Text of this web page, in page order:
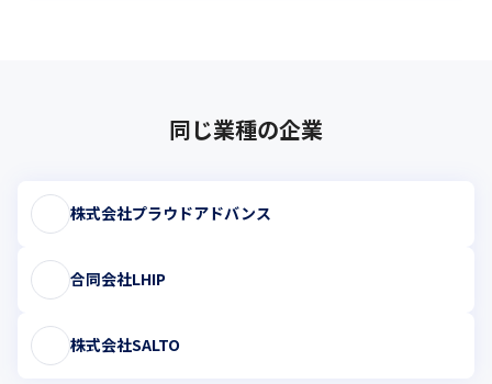
同じ業種の企業
株式会社プラウドアドバンス
合同会社LHIP
株式会社SALTO